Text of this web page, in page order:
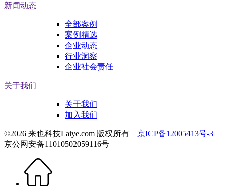
新闻动态
全部案例
案例精选
企业动态
行业洞察
企业社会责任
关于我们
关于我们
加入我们
©2026 来也科技Laiye.com 版权所有 京ICP备12005413号-3
京公网安备11010502059116号